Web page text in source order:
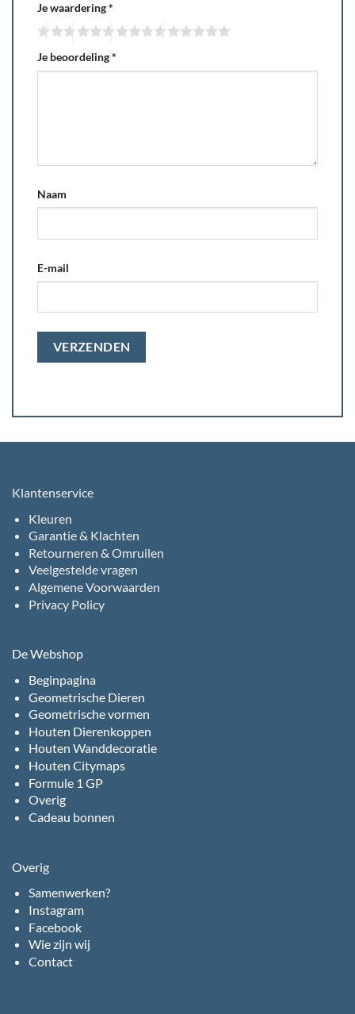
Je waardering*
Je beoordeling*
Naam
E-mail
Klantenservice
Kleuren
Garantie & Klachten
Retourneren & Omruilen
Veelgestelde vragen
Algemene Voorwaarden
Privacy Policy
De Webshop
Beginpagina
Geometrische Dieren
Geometrische vormen
Houten Dierenkoppen
Houten Wanddecoratie
Houten Citymaps
Formule 1 GP
Overig
Cadeau bonnen
Overig
Samenwerken?
Instagram
Facebook
Wie zijn wij
Contact